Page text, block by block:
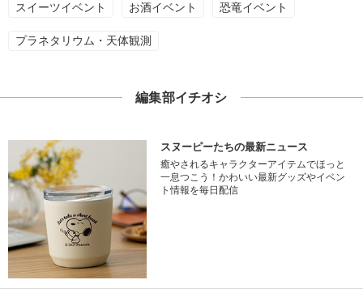
スイーツイベント お酒イベント 恐竜イベント
プラネタリウム・天体観測
編集部イチオシ
スヌーピーたちの最新ニュース
癒やされるキャラクターアイテムでほっと
一息つこう！かわいい最新グッズやイベン
ト情報を毎日配信